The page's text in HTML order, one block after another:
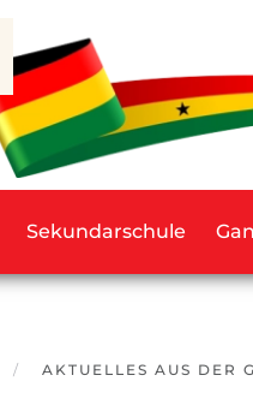
Sekundarschule
AKTUELLES AUS DER